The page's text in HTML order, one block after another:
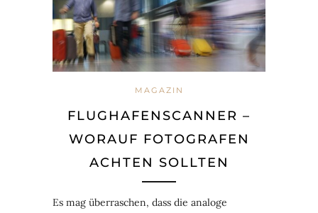
MAGAZIN
FLUGHAFENSCANNER –
WORAUF FOTOGRAFEN
ACHTEN SOLLTEN
Es mag überraschen, dass die analoge